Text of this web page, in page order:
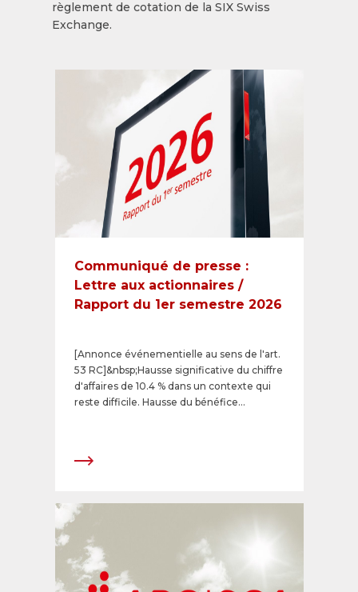
règlement de cotation de la SIX Swiss
Exchange.
Communiqué de presse :
Lettre aux actionnaires /
Rapport du 1er semestre 2026
[Annonce événementielle au sens de l'art.
53 RC]&nbsp;Hausse significative du chiffre
d'affaires de 10.4 % dans un contexte qui
reste difficile. Hausse du bénéfice